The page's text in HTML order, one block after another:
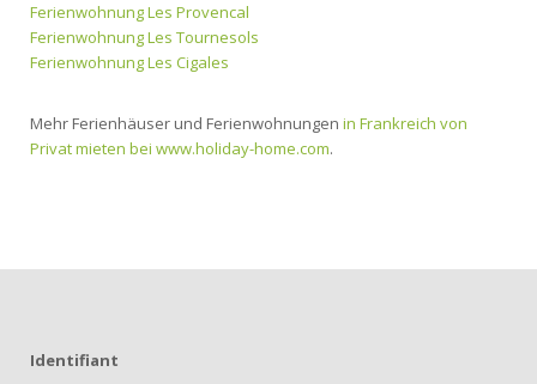
Ferienwohnung Les Provencal
Ferienwohnung Les Tournesols
Ferienwohnung Les Cigales
Mehr Ferienhäuser und Ferienwohnungen in Frankreich von
Privat mieten bei www.holiday-home.com.
Identifiant